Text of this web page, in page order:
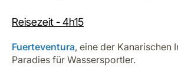
Reisezeit - 4h15
Fuerteventura, eine der Kanarischen
Paradies für Wassersportler.